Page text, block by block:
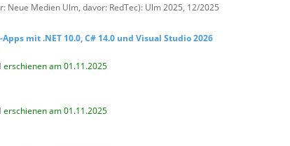
Neue Medien Ulm, davor: RedTec): Ulm 2025, 12/2025
mit .NET 10.0, C# 14.0 und Visual Studio 2026
erschienen am 01.11.2025
erschienen am 01.11.2025